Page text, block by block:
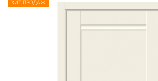
ХИТ ПРОДАЖ